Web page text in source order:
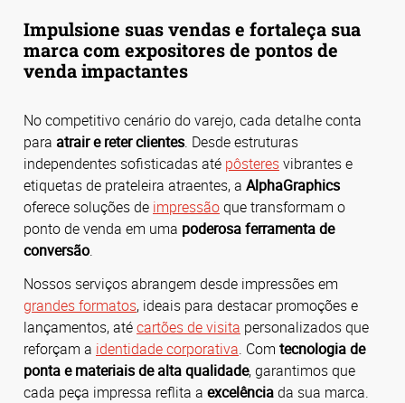
Impulsione suas vendas e fortaleça sua
marca com expositores de pontos de
venda impactantes
No competitivo cenário do varejo, cada detalhe conta
para atrair e reter clientes. Desde estruturas
independentes sofisticadas até pôsteresvibrantes e
etiquetas de prateleira atraentes, a AlphaGraphics
oferece soluções de impressãoque transformam o
ponto de venda em uma poderosa ferramenta de
conversão.
Nossos serviços abrangem desde impressões em
grandes formatos, ideais para destacar promoções e
lançamentos, atécartões de visita personalizados que
reforçam a identidade corporativa. Com tecnologia de
ponta e materiais de alta qualidade, garantimos que
cada peça impressa reflita a excelênciada sua marca.